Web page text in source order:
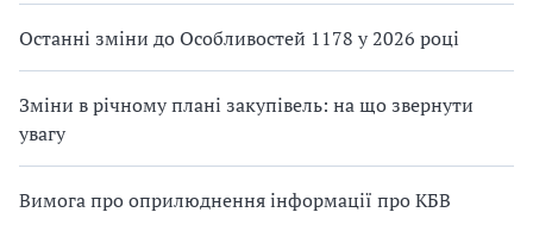
Останні зміни до Особливостей 1178 у 2026 році
Зміни в річному плані закупівель: на що звернути
увагу
Вимога про оприлюднення інформації про КБВ